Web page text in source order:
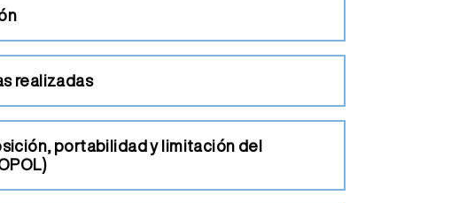
realizadas
portabilidad y limitación del